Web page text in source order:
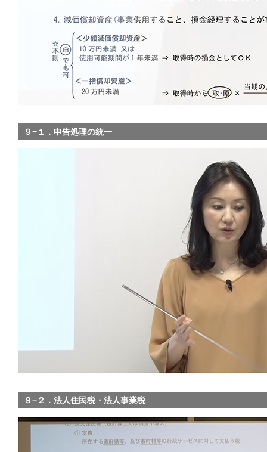
９−１．申告処理の統一
９−２．法人住民税・法人事業税